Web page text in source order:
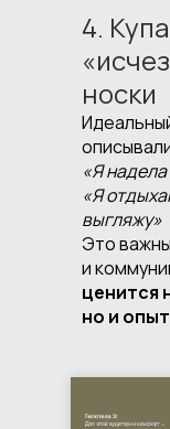
4.
носки
«Я
«Я
выгляжу»
Это
и
ценится
но и